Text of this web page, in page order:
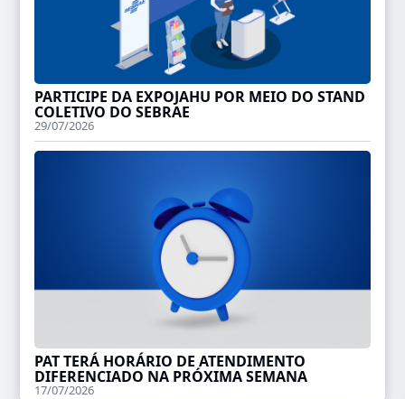
PARTICIPE DA EXPOJAHU POR MEIO DO STAND
COLETIVO DO SEBRAE
29/07/2026
PAT TERÁ HORÁRIO DE ATENDIMENTO
DIFERENCIADO NA PRÓXIMA SEMANA
17/07/2026